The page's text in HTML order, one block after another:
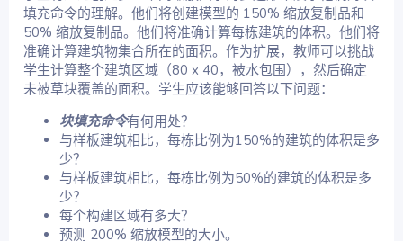
填充命令的理解。他们将创建模型的 150% 缩放复制品和
50% 缩放复制品。他们将准确计算每栋建筑的体积。他们将
准确计算建筑物集合所在的面积。作为扩展，教师可以挑战
学生计算整个建筑区域（80 x 40，被水包围），然后确定
未被草块覆盖的面积。学生应该能够回答以下问题：
块填充命令有何用处？
与样板建筑相比，每栋比例为150%的建筑的体积是多
少？
与样板建筑相比，每栋比例为50%的建筑的体积是多
少？
每个构建区域有多大？
预测 200% 缩放模型的大小。